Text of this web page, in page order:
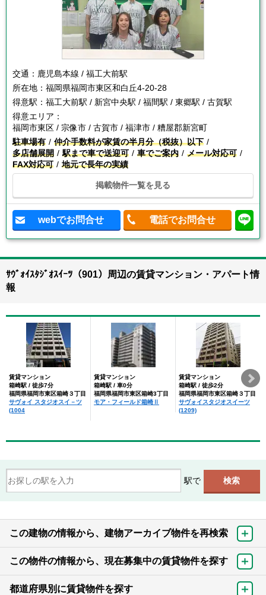
交通： 鹿児島本線 / 福工大前駅
所在地： 福岡県福岡市東区和白丘4-20-28
得意駅： 福工大前駅 / 新宮中央駅 / 福間駅 / 東郷駅 / 古賀駅
得意エリア：
福岡市東区 / 宗像市 / 古賀市 / 福津市 / 糟屋郡新宮町
駐車場有
仲介手数料が家賃の半月分（税抜）以下
多店舗展開
駅まで車で送迎可 車でご案内
メール対応可
FAX対応可
地元で長年の実績
掲載物件一覧を見る
webでお問合せ 電話でお問合せ
ｻｳﾞｫｲｽﾀｼﾞｵｽｲｰﾂ（901）周辺の賃貸マンション・アパート情
報
賃貸マンション
箱崎駅 / 徒歩7分
福岡県福岡市東区箱崎３丁目
サヴォイ スタジオスイ－ツ
(1004
賃貸マンション
箱崎駅 / 車0分
福岡県福岡市東区箱崎3丁目
モア・フィールド箱崎Ⅱ
賃貸マンション
箱崎駅 / 徒歩2分
福岡県福岡市東区箱崎３丁目
サヴォイスタジオスイーツ
(1209)
駅で
この建物の情報から、建物アーカイブ物件を再検索
この物件の情報から、現在募集中の賃貸物件を探す
都道府県別に賃貸物件を探す